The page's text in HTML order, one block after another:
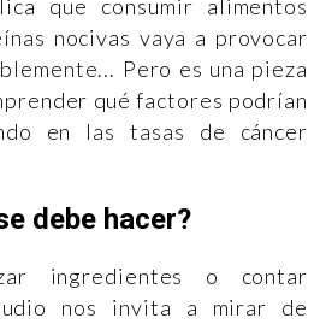
que consumir alimentos
nocivas vaya a provocar
Pero es una pieza
qué factores podrían
en las tasas de cáncer
debe hacer?
ingredientes o contar
nos invita a mirar de